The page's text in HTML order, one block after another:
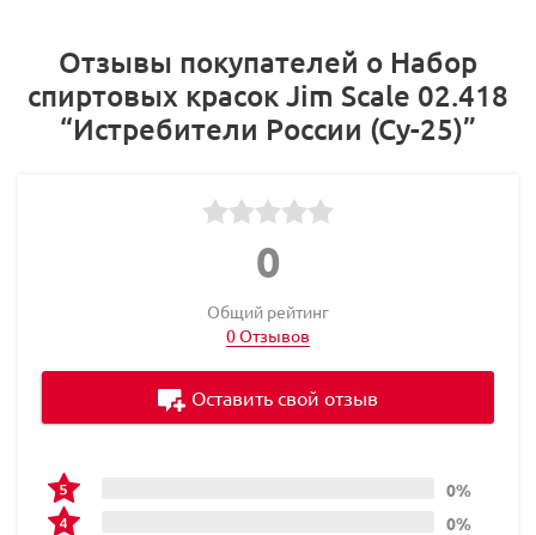
Отзывы покупателей о Набор
спиртовых красок Jim Scale 02.418
“Истребители России (Су-25)”
0
Общий рейтинг
0 Отзывов
0%
0%
Оставить свой отзыв